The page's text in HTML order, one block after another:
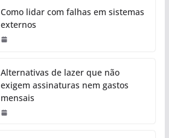
Como lidar com falhas em sistemas
externos
Alternativas de lazer que não
exigem assinaturas nem gastos
mensais